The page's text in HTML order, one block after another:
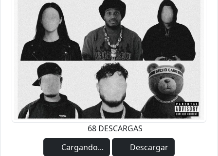
68 DESCARGAS
Cargando...
Descargar